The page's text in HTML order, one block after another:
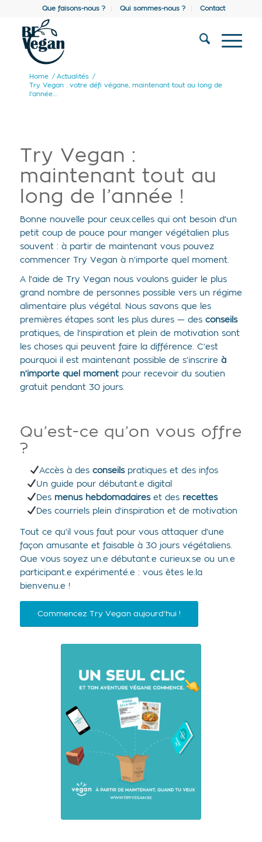
Que faisons-nous ? Qui sommes-nous ? Contact
Home / Actualités /
Try Vegan : votre défi végane, maintenant tout au long de
l’année....
Try Vegan :
maintenant tout au
long de l’année !
Bonne nouvelle pour ceux.celles qui ont besoin d’un
petit coup de pouce pour manger végétalien plus
souvent : à partir de maintenant vous pouvez
commencer Try Vegan à n’importe quel moment.
A l’aide de Try Vegan nous voulons guider le plus
grand nombre de personnes possible vers un régime
alimentaire plus végétal. Nous savons que les
premières étapes sont les plus dures — des conseils
pratiques, de l’inspiration et plein de motivation sont
les choses qui peuvent faire la différence. C’est
pourquoi il est maintenant possible de s’inscrire à
n’importe quel momentpour recevoir du soutien
gratuit pendant 30 jours.
Qu’est-ce qu’on vous offre
?
Accès à des conseilspratiques et des infos
Un guide pour débutant.e digital
Desmenus hebdomadaires et desrecettes
Des courriels plein d’inspiration et de motivation
Tout ce qu’il vous faut pour vous attaquer d’une
façon amusante et faisable à 30 jours végétaliens.
Que vous soyez un.e débutant.e curieux.se ou un.e
participant.e expérimenté.e : vous êtes le.la
bienvenu.e !
Commencez Try Vegan aujourd’hui !